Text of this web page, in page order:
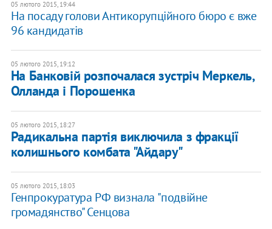
05 лютого 2015, 19:44
На посаду голови Антикорупційного бюро є вже
96 кандидатів
05 лютого 2015, 19:12
На Банковій розпочалася зустріч Меркель,
Олланда і Порошенка
05 лютого 2015, 18:27
Радикальна партія виключила з фракції
колишнього комбата "Айдару"
05 лютого 2015, 18:03
Генпрокуратура РФ визнала "подвійне
громадянство" Сенцова